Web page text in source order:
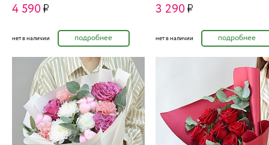
4 590
нет в наличии подробнее
3 290
нет в наличии подробнее